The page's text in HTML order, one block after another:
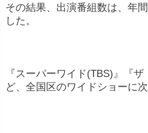
その結果、出演番組数は、年
した。
『スーパーワイド(TBS)』『
ど、全国区のワイドショーに